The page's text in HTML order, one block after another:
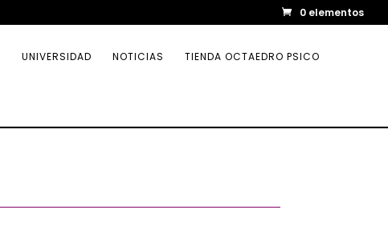
0 elementos
UNIVERSIDAD NOTICIAS TIENDA OCTAEDRO PSICO